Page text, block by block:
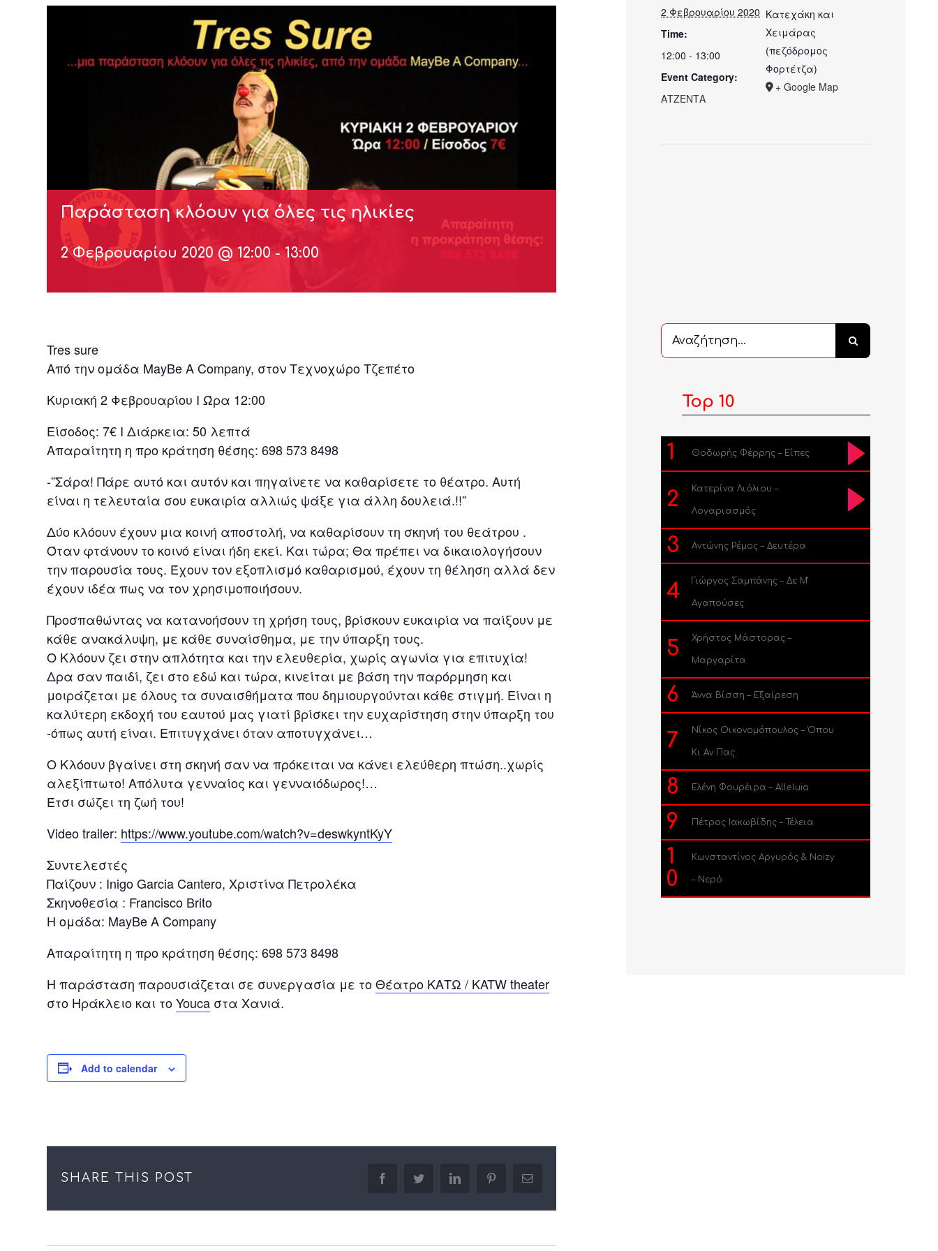
Παράσταση κλόουν για όλες τις ηλικίες
2 Φεβρουαρίου 2020 @ 12:00 -13:00
Tres sure
Από την ομάδα MayBe A Company, στον Τεχνοχώρο Τζεπέτο
Κυριακή 2 Φεβρουαρίου I Ώρα 12:00
Είσοδος: 7€ Ι Διάρκεια: 50 λεπτά
Απαραίτητη η προ κράτηση θέσης: 698 573 8498
-”Σάρα! Πάρε αυτό και αυτόν και πηγαίνετε να καθαρίσετε το θέατρο. Αυτή
είναι η τελευταία σου ευκαιρία αλλιώς ψάξε για άλλη δουλειά.!!”
Δύο κλόουν έχουν μια κοινή αποστολή, να καθαρίσουν τη σκηνή του θεάτρου .
Όταν φτάνουν το κοινό είναι ήδη εκεί. Και τώρα; Θα πρέπει να δικαιολογήσουν
την παρουσία τους. Έχουν τον εξοπλισμό καθαρισμού, έχουν τη θέληση αλλά δεν
έχουν ιδέα πως να τον χρησιμοποιήσουν.
Προσπαθώντας να κατανοήσουν τη χρήση τους, βρίσκουν ευκαιρία να παίξουν με
κάθε ανακάλυψη, με κάθε συναίσθημα, με την ύπαρξη τους.
Ο Κλόουν ζει στην απλότητα και την ελευθερία, χωρίς αγωνία για επιτυχία!
Δρα σαν παιδί, ζει στο εδώ και τώρα, κινείται με βάση την παρόρμηση και
μοιράζεται με όλους τα συναισθήματα που δημιουργούνται κάθε στιγμή. Είναι η
καλύτερη εκδοχή του εαυτού μας γιατί βρίσκει την ευχαρίστηση στην ύπαρξη του
-όπως αυτή είναι. Επιτυγχάνει όταν αποτυγχάνει…
Ο Κλόουν βγαίνει στη σκηνή σαν να πρόκειται να κάνει ελεύθερη πτώση..χωρίς
αλεξίπτωτο! Απόλυτα γενναίος και γενναιόδωρος!…
Έτσι σώζει τη ζωή του!
Video trailer: https://www.youtube.com/watch?v=deswkyntKyY
Συντελεστές
Παίζουν : Inigo Garcia Cantero, Χριστίνα Πετρολέκα
Σκηνοθεσία : Francisco Brito
Η ομάδα: MayBe A Company
Απαραίτητη η προ κράτηση θέσης: 698 573 8498
Η παράσταση παρουσιάζεται σε συνεργασία με τοΘέατρο ΚΑΤΩ / KATW theater
στο Ηράκλειο και τοYouca στα Χανιά.
Add to calendar
SHARE THIS POST facebooktwitter linkedin pinterestEmail
2 Φεβρουαρίου 2020
Time:
12:00 - 13:00
Event Category:
ΑΤΖΕΝΤΑ
Kατεχάκη και
Χειμάρας
(πεζόδρομος
Φορτέτζα)
+ Google Map
Αναζήτηση
...
Top 10
1 Θοδωρής Φέρρης – Είπες
2 Κατερίνα Λιόλιου –
Λογαριασμός
3 Αντώνης Ρέμος – Δευτέρα
4 Γιώργος Σαμπάνης – Δε Μ’
Αγαπούσες
5 Χρήστος Μάστορας –
Μαργαρίτα
6 Άννα Βίσση – Εξαίρεση
7 Νίκος Οικονομόπουλος – Όπου
Κι Αν Πας
8 Ελένη Φουρέιρα – Alleluia
9 Πέτρος Ιακωβίδης – Τέλεια
1
0
Κωνσταντίνος Αργυρός & Noizy
– Νερό